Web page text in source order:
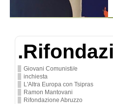
Giovani Comunisti/e
inchiesta
L'Altra Europa con Tsipras
Ramon Mantovani
Rifondazione Abruzzo